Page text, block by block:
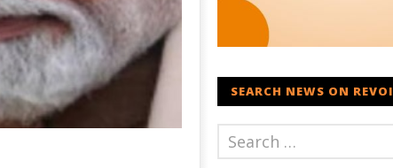
SEARCH NEWS ON REVOI